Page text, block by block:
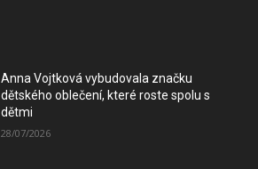
Anna Vojtková vybudovala značku
dětského oblečení, které roste spolu s
dětmi
28/07/2026